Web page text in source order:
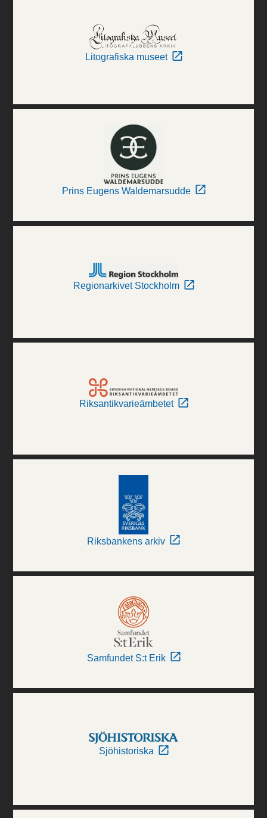
Litografiska museet
Prins Eugens Waldemarsudde
Regionarkivet Stockholm
Riksantikvarieämbetet
Riksbankens arkiv
Samfundet S:t Erik
Sjöhistoriska